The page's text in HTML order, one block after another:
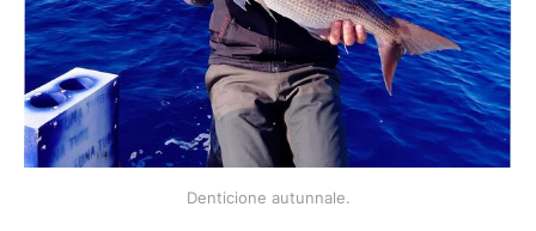
Denticione autunnale.